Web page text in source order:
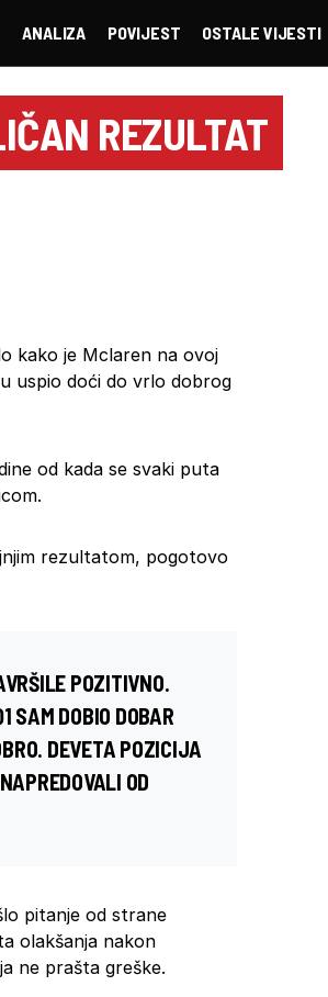
ANALIZA POVIJEST OSTALE VIJESTI
REZULTAT
kako je Mclaren na ovoj
uspio doći do vrlo dobrog
od kada se svaki puta
rezultatom, pogotovo
POZITIVNO.
SAM DOBIO DOBAR
DEVETA POZICIJA
OD
pitanje od strane
olakšanja nakon
ne prašta greške.